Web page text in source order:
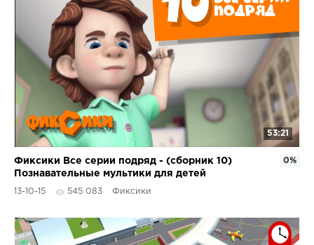
53:21
Фиксики Все серии подряд - (сборник 10)
Познавательные мультики для детей
13-10-15 545 083 Фиксики
0%